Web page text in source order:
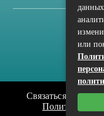
Связаться с
Политика
или